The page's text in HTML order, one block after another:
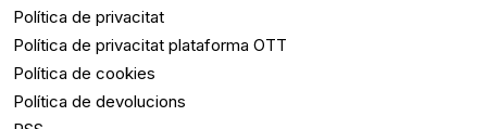
Política de privacitat
Política de privacitat plataforma OTT
Política de cookies
Política de devolucions